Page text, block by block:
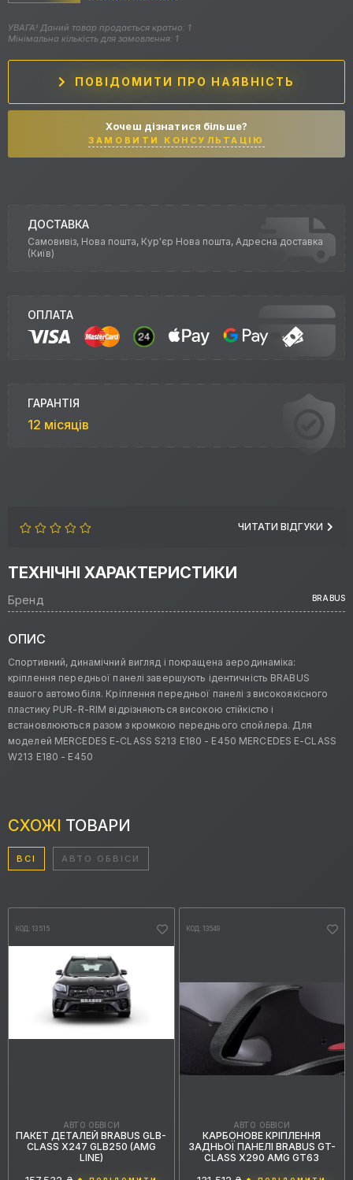
ЧИТАТИ ВІДГУКИ
ТЕХНІЧНІ ХАРАКТЕРИСТИКИ
Бренд BRABUS
УВАГА! Даний товар продається кратно: 1
Мінімальна кількість для замовлення: 1
ПОВІДОМИТИ ПРО НАЯВНІСТЬ
Хочеш дізнатися більше?
ЗАМОВИТИ КОНСУЛЬТАЦІЮ
ДОСТАВКА
Самовивіз, Нова пошта, Кур'єр Нова пошта, Адресна доставка
(Київ)
ОПЛАТА
ГАРАНТІЯ
12 місяців
ОПИС
Спортивний, динамічний вигляд і покращена аеродинаміка:
кріплення передньої панелі завершують ідентичність BRABUS
вашого автомобіля. Кріплення передньої панелі з високоякісного
пластику PUR-R-RIM відрізняються високою стійкістю і
встановлюються разом з кромкою переднього спойлера. Для
моделей MERCEDES E-CLASS S213 E180 - E450 MERCEDES E-CLASS
W213 E180 - E450
СХОЖІ ТОВАРИ
ВСІ АВТО ОБВІСИ
КОД: 13515
АВТО ОБВІСИ
ПАКЕТ ДЕТАЛЕЙ BRABUS GLB-
CLASS X247 GLB250 (AMG
LINE)
КОД: 13549
АВТО ОБВІСИ
КАРБОНОВЕ КРІПЛЕННЯ
ЗАДНЬОЇ ПАНЕЛІ BRABUS GT-
CLASS X290 AMG GT63